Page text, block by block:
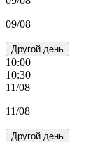
09/08
Другой день
10:00
10:30
11/08
11/08
Другой день